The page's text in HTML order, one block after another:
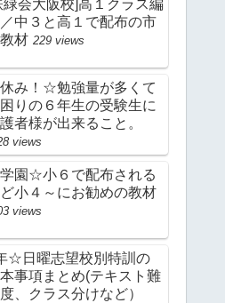
緑会大阪校]高１クラス編
中３と高１で配布の市
材 229 views
み！☆勉強量が多くて
りの６年生の受験生に
者様が出来ること。
views
園☆小６で配布される
小４～にお勧めの教材
views
☆日曜志望校別特訓の
事項まとめ(テキスト難
、クラス分けなど）